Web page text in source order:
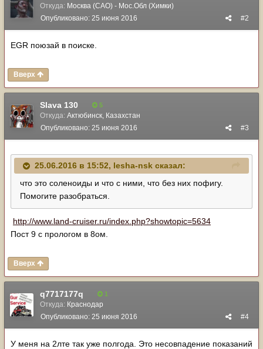
Откуда: Москва (САО) - Мос.Обл (Химки)
#2
Опубликовано: 25 июня 2016
EGR поюзай в поиске.
Вверх
Slava 130 5
Откуда: Актюбинск, Казахстан
#3
Опубликовано: 25 июня 2016
25.06.2016 в 15:52, lesha-nsk сказал:
что это соленоиды и что с ними, что без них пофигу.
Помогите разобраться.
http://www.land-cruiser.ru/index.php?showtopic=5634
Пост 9 с прологом в 8ом.
Вверх
q7717177q 1
Откуда: Краснодар
#4
Опубликовано: 25 июня 2016
У меня на 2лте так уже полгода. Это несовпадение показаний